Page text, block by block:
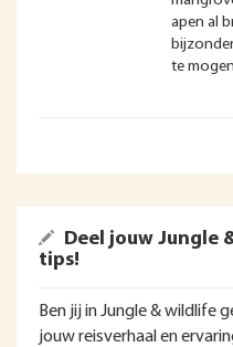
apen al
te
Deel jouw Jungle
tips!
Ben jij in Jungle & wildlife
jouw reisverhaal en